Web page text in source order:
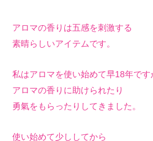
アロマの香りは五感を刺激する
素晴らしいアイテムです。
私はアロマを使い始めて早18年です
アロマの香りに助けられたり
勇氣をもらったりしてきました。
使い始めて少ししてから